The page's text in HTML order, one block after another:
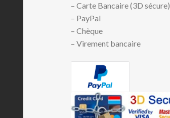
– Carte Bancaire (3D sécure)
– PayPal
– Chèque
– Virement bancaire